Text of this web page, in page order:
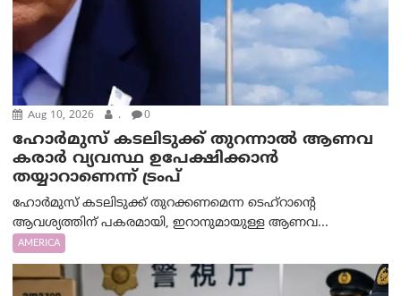
Aug 10, 2026 . 0
ഹോർമുസ് കടലിടുക്ക് തുറന്നാൽ ആണവ
കരാർ വ്യവസ്ഥ ഉപേക്ഷിക്കാൻ
തയ്യാറാണെന്ന് ട്രം‌പ്
ഹോർമുസ് കടലിടുക്ക് തുറക്കണമെന്ന ടെഹ്‌റാന്റെ
ആവശ്യത്തിന് പകരമായി, ഇറാനുമായുള്ള ആണവ...
AMERICA